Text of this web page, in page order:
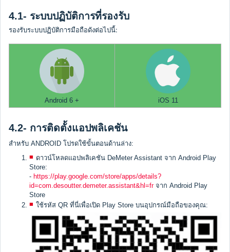
4.1- ระบบปฏิบัติการที่รองรับ
รองรับระบบปฏิบัติการมือถือดังต่อไปนี้:
Android 6 + iOS 11
4.2- การติดตั้งแอปพลิเคชัน
สำหรับ ANDROID โปรดใช้ขั้นตอนด้านล่าง:
ดาวน์โหลดแอปพลิเคชัน DeMeter Assistant จาก Android Play
Store:
- https://play.google.com/store/apps/details?
id=com.desoutter.demeter.assistant&hl=frจาก Android Play
Store
ใช้รหัส QR ที่นี่เพื่อเปิด Play Store บนอุปกรณ์มือถือของคุณ: